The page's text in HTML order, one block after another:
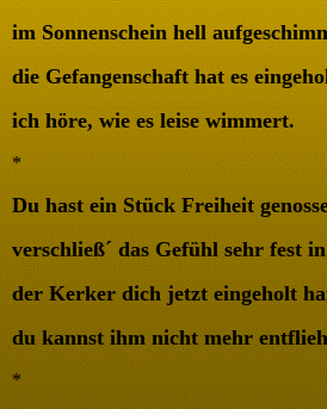
im Sonnenschein hell
die Gefangenschaft hat es
ich höre, wie es leise wimmert.
*
Du hast ein Stück Freiheit
verschließ´ das Gefühl sehr fest
der Kerker dich jetzt eingeholt
du kannst ihm nicht mehr
*